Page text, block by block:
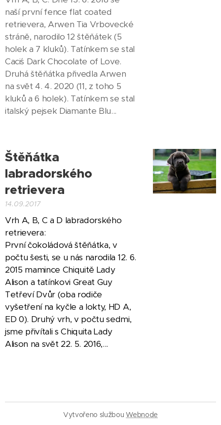
naší první fence flat coated
retrievera, Arwen Tia Vrbovecké
stráně, narodilo 12 štěňátek (5
holek a 7 kluků). Tatínkem se stal
Caci´s Dark Chocolate of Love.
Druhá štěňátka přivedla Arwen
na svět 4. 4. 2020 (11, z toho 5
kluků a 6 holek). Tatínkem se stal
italský pejsek Diamante Blu...
Štěňátka
labradorského
retrievera
14.09.2017
Vrh A, B, C a D labradorského
retrievera:
První čokoládová štěňátka, v
počtu šesti, se u nás narodila 12. 6.
2015 mamince Chiquitě Lady
Alison a tatínkovi Great Guy
Tetřeví Dvůr (oba rodiče
vyšetření na kyčle a lokty, HD A,
ED 0). Druhý vrh, v počtu sedmi,
jsme přivítali s Chiquita Lady
Alison na svět 22. 5. 2016,...
Vytvořeno službouWebnode